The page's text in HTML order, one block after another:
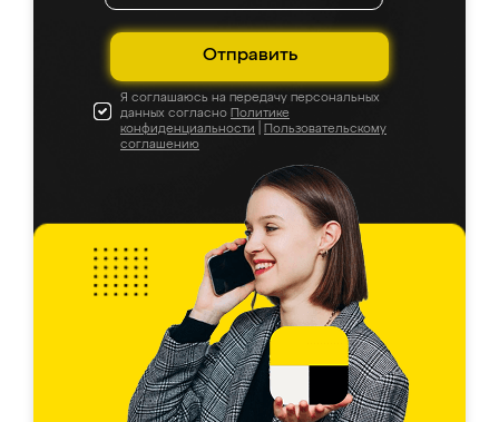
Отправить
Я соглашаюсь на передачу персональных
данных согласно Политике
конфиденциальности
Пользовательскому
соглашению